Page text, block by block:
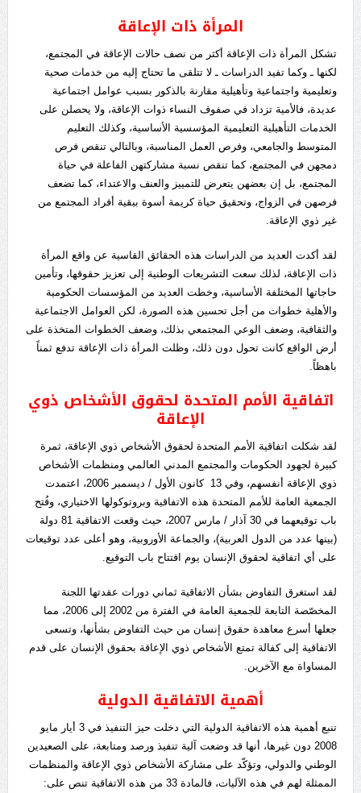
المرأة ذات الإعاقة
تشكل المرأة ذات الإعاقة أكثر من نصف حالات الإعاقة في المجتمع،
لكنها ـ وكما تفيد الدراسات ـ لا تتلقى ما تحتاج إليه من خدمات صحية
وتعليمية واجتماعية وتأهيلية مقارنة بالذكور بسبب عوامل اجتماعية
عديدة، فالأمية تزداد في صفوف النساء ذوات الإعاقة، ولا يحصلن على
الخدمات التأهيلية التعليمية المؤسسية الأساسية، وكذلك التعليم
المتوسط والجامعي، وفرص العمل المناسبة، وبالتالي تنقص فرص
دمجهن في المجتمع، كما تنقص نسبة مشاركتهن الفاعلة في حياة
المجتمع، بل إن بعضهن يتعرض للتمييز والعنف والاعتداء، كما تضعف
فرصهن في الزواج، وتحقيق حياة كريمة أسوة ببقية أفراد المجتمع من
غير ذوي الإعاقة.
لقد أكدت العديد من الدراسات هذه الحقائق القاسية عن واقع المرأة
ذات الإعاقة، لذلك سعت التشريعات الوطنية إلى تعزيز حقوقها، وتأمين
حاجاتها المختلفة الأساسية، وخطت العديد من المؤسسات الحكومية
والأهلية خطوات من أجل تحسين هذه الصورة، لكن العوامل الاجتماعية
والثقافية، وضعف الوعي المجتمعي بذلك، وضعف الخطوات المتخذة على
أرض الواقع كانت تحول دون ذلك، وظلت المرأة ذات الإعاقة تدفع ثمناً
باهظاً.
اتفاقية الأمم المتحدة لحقوق الأشخاص ذوي
الإعاقة
لقد شكلت اتفاقية الأمم المتحدة لحقوق الأشخاص ذوي الإعاقة، ثمرة
كبيرة لجهود الحكومات والمجتمع المدني العالمي ومنظمات الأشخاص
ذوي الإعاقة أنفسهم، وفي 13 كانون الأول / ديسمبر 2006، اعتمدت
الجمعية العامة للأمم المتحدة هذه الاتفاقية وبروتوكولها الاختياري، وفُتح
باب توقيعهما في 30 آذار / مارس 2007، حيث وقعت الاتفاقية 81 دولة
(بينها عدد من الدول العربية)، والجماعة الأوروبية، وهو أعلى عدد توقيعات
على أي اتفاقية لحقوق الإنسان يوم افتتاح باب التوقيع.
لقد استغرق التفاوض بشأن الاتفاقية ثماني دورات عقدتها اللجنة
المخصّصة التابعة للجمعية العامة في الفترة من 2002 إلى 2006، مما
جعلها أسرع معاهدة حقوق إنسان من حيث التفاوض بشأنها، وتسعى
الاتفاقية إلى كفالة تمتع الأشخاص ذوي الإعاقة بحقوق الإنسان على قدم
المساواة مع الآخرين.
أهمية الاتفاقية الدولية
تنبع أهمية هذه الاتفاقية الدولية التي دخلت حيز التنفيذ في 3 أيار مايو
2008 دون غيرها، أنها قد وضعت آلية تنفيذ ورصد ومتابعة، على الصعيدين
الوطني والدولي، وتؤكّد على مشاركة الأشخاص ذوي الإعاقة والمنظمات
الممثلة لهم في هذه الآليات، فالمادة 33 من هذه الاتفاقية تنص على: